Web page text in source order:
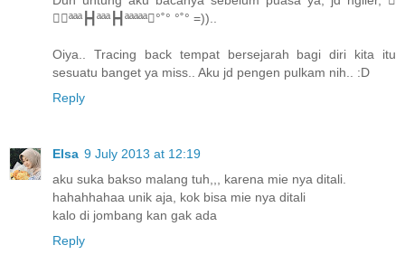
┣┫ªªª┣┫ªªª┣┫ªªªªª​°˚° °˚° =))..
Oiya.. Tracing back tempat bersejarah bagi diri kita itu
sesuatu banget ya miss.. Aku jd pengen pulkam nih.. :D
Reply
Elsa 9 July 2013 at 12:19
aku suka bakso malang tuh,,, karena mie nya ditali.
hahahhahaa unik aja, kok bisa mie nya ditali
kalo di jombang kan gak ada
Reply